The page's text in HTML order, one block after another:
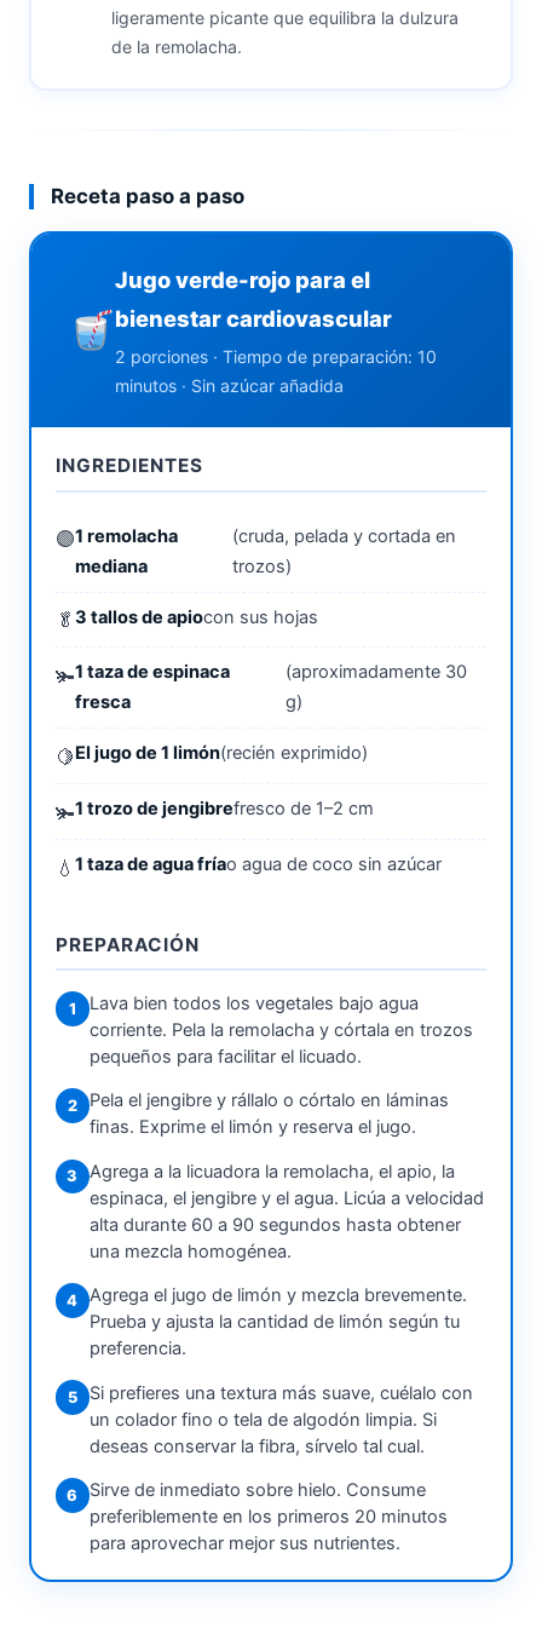
ligeramente picante que equilibra la dulzura
de la remolacha.
Receta paso a paso
Jugo verde-rojo para el
bienestar cardiovascular
2 porciones · Tiempo de preparación: 10
minutos · Sin azúcar añadida
INGREDIENTES
1 remolacha
mediana
(cruda, pelada y cortada en
trozos)
3 tallos de apiocon sus hojas
1 taza de espinaca
fresca
(aproximadamente 30
g)
El jugo de 1 limón(recién exprimido)
1 trozo de jengibrefresco de 1–2 cm
1 taza de agua fríao agua de coco sin azúcar
PREPARACIÓN
1
Lava bien todos los vegetales bajo agua
corriente. Pela la remolacha y córtala en trozos
pequeños para facilitar el licuado.
2
Pela el jengibre y rállalo o córtalo en láminas
finas. Exprime el limón y reserva el jugo.
3
Agrega a la licuadora la remolacha, el apio, la
espinaca, el jengibre y el agua. Licúa a velocidad
alta durante 60 a 90 segundos hasta obtener
una mezcla homogénea.
4
Agrega el jugo de limón y mezcla brevemente.
Prueba y ajusta la cantidad de limón según tu
preferencia.
5
Si prefieres una textura más suave, cuélalo con
un colador fino o tela de algodón limpia. Si
deseas conservar la fibra, sírvelo tal cual.
6
Sirve de inmediato sobre hielo. Consume
preferiblemente en los primeros 20 minutos
para aprovechar mejor sus nutrientes.